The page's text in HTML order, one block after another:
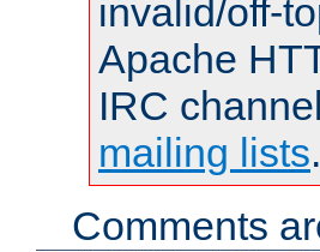
invalid/off-
Apache
IRC
mailing lists.
Comments